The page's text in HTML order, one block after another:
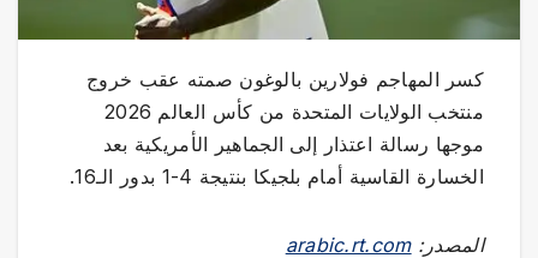
كسر المهاجم فولارين بالوغون صمته عقب خروج
منتخب الولايات المتحدة من كأس العالم 2026
موجها رسالة اعتذار إلى الجماهير الأمريكية بعد
الخسارة القاسية أمام بلجيكا بنتيجة 4-1 بدور الـ16.
المصدر:arabic.rt.com